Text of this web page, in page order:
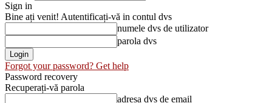
Sign in
Bine ați venit! Autentificați-vă in contul dvs
numele dvs de utilizator
parola dvs
Forgot your password? Get help
Password recovery
Recuperați-vă parola
adresa dvs de email